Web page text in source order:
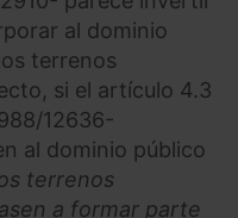
al dominio
terrenos
si el artículo 4.3
12636-
al dominio público
terrenos
a formar parte